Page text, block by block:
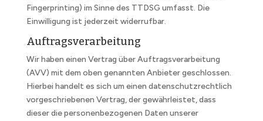
Fingerprinting) im Sinne des TTDSG umfasst. Die
Einwilligung ist jederzeit widerrufbar.
Auftragsverarbeitung
Wir haben einen Vertrag über Auftragsverarbeitung
(AVV) mit dem oben genannten Anbieter geschlossen.
Hierbei handelt es sich um einen datenschutzrechtlich
vorgeschriebenen Vertrag, der gewährleistet, dass
dieser die personenbezogenen Daten unserer